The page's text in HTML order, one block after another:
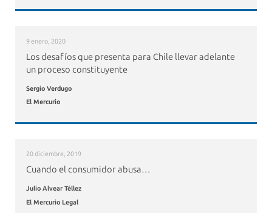
9 enero, 2020
Los desafíos que presenta para Chile llevar adelante
un proceso constituyente
Sergio Verdugo
El Mercurio
20 diciembre, 2019
Cuando el consumidor abusa…
Julio Alvear Téllez
El Mercurio Legal